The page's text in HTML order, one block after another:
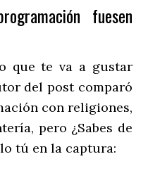
fuesen
que te va a gustar
del post comparó
con religiones,
pero ¿Sabes de
tú en la captura: